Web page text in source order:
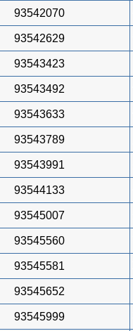
93542070
93542629
93543423
93543492
93543633
93543789
93543991
93544133
93545007
93545560
93545581
93545652
93545999